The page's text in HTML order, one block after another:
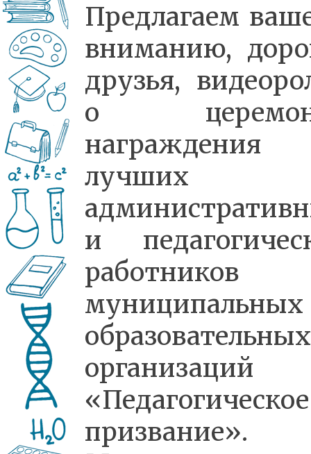
Предлагаем
вниманию,
друзья,
о
награждения
лучших
и
работников
муниципальных
образовательных
организаций
«Педагогическое
призвание».